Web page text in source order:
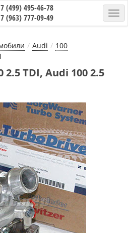
(499) 495-46-78
(963) 777-09-49
Audi
100
TDI, Audi 100 2.5